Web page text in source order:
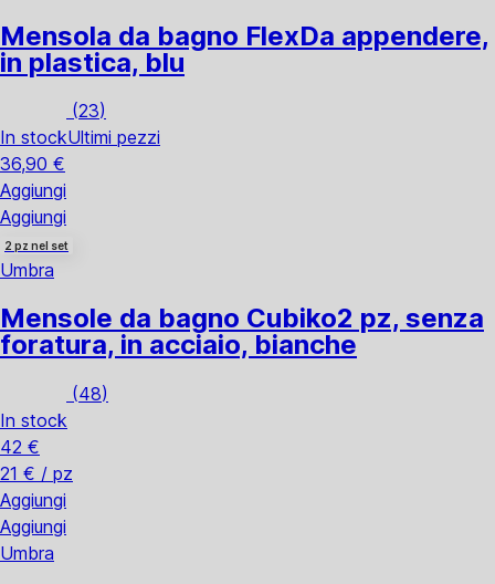
Mensola da bagno FlexDa appendere,
in plastica, blu
(23)
In stockUltimi pezzi
36,90 €
Aggiungi
Aggiungi
2 pz nel set
Umbra
Mensole da bagno Cubiko2 pz, senza
foratura, in acciaio, bianche
(48)
In stock
42 €
21 € / pz
Aggiungi
Aggiungi
Umbra